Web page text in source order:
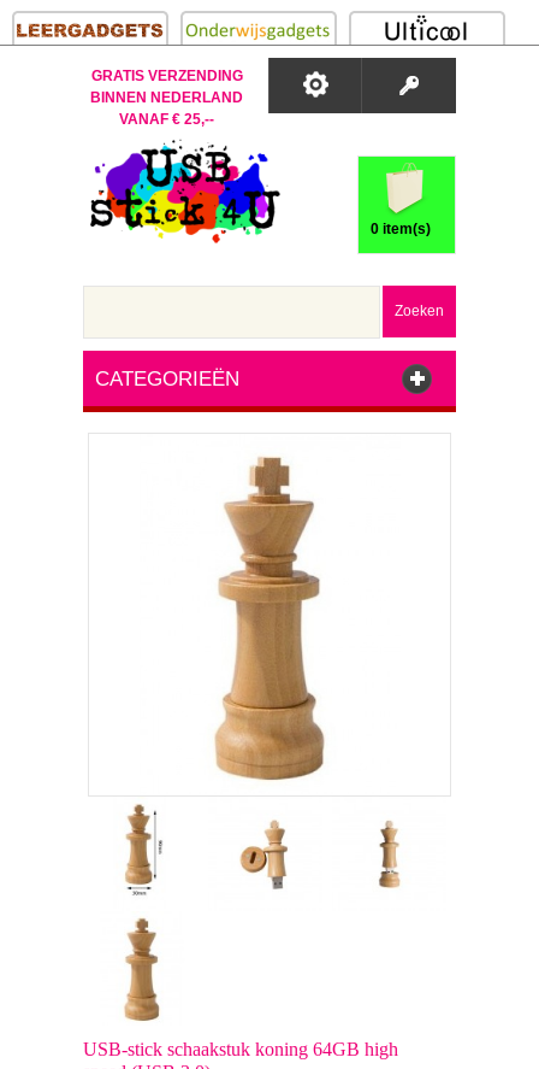
GRATIS VERZENDING
BINNEN NEDERLAND
VANAF € 25,--
0 item(s)
Zoeken
CATEGORIEËN
USB-stick schaakstuk koning 64GB high